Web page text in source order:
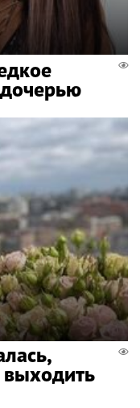
выходить